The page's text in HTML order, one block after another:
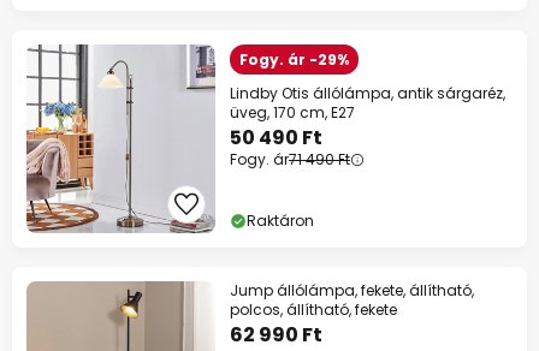
Fogy. ár -29%
Lindby Otis állólámpa, antik sárgaréz,
üveg, 170 cm, E27
50 490 Ft
Fogy. ár71 490 Ft
Raktáron
Jump állólámpa, fekete, állítható,
polcos, állítható, fekete
62 990 Ft